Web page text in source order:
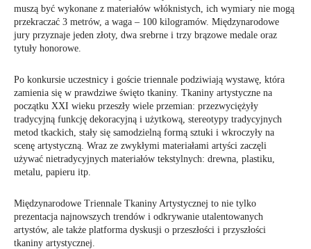
muszą być wykonane z materiałów włóknistych, ich wymiary nie mogą
przekraczać 3 metrów, a waga – 100 kilogramów. Międzynarodowe
jury przyznaje jeden złoty, dwa srebrne i trzy brązowe medale oraz
tytuły honorowe.
Po konkursie uczestnicy i goście triennale podziwiają wystawę, która
zamienia się w prawdziwe święto tkaniny. Tkaniny artystyczne na
początku XXI wieku przeszły wiele przemian: przezwyciężyły
tradycyjną funkcję dekoracyjną i użytkową, stereotypy tradycyjnych
metod tkackich, stały się samodzielną formą sztuki i wkroczyły na
scenę artystyczną. Wraz ze zwykłymi materiałami artyści zaczęli
używać nietradycyjnych materiałów tekstylnych: drewna, plastiku,
metalu, papieru itp.
Międzynarodowe Triennale Tkaniny Artystycznej to nie tylko
prezentacja najnowszych trendów i odkrywanie utalentowanych
artystów, ale także platforma dyskusji o przeszłości i przyszłości
tkaniny artystycznej.